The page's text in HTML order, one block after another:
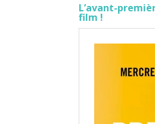
L’avant-
film !